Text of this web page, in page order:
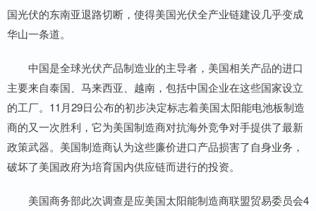
国光伏的东南亚退路切断，使得美国光伏全产业链建设几乎变成
华山一条道。
中国是全球光伏产品制造业的主导者，美国相关产品的进口
主要来自泰国、马来西亚、越南，包括中国企业在这些国家设立
的工厂。11月29日公布的初步决定标志着美国太阳能电池板制造
商的又一次胜利，它为美国制造商对抗海外竞争对手提供了最新
政策武器。美国制造商认为这些廉价进口产品损害了自身业务，
破坏了美国政府为培育国内供应链而进行的投资。
美国商务部此次调查是应美国太阳能制造商联盟贸易委员会4